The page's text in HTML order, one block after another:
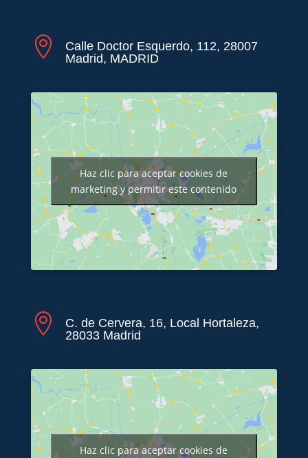

Calle Doctor Esquerdo, 112, 28007
Madrid, MADRID
Haz clic para aceptar cookies de
marketing y permitir este contenido

C. de Cervera, 16, Local Hortaleza,
28033 Madrid
Haz clic para aceptar cookies de